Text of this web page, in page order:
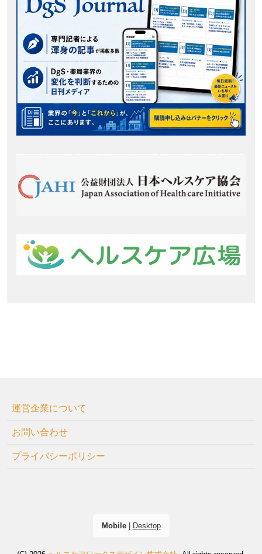
運営企業について
お問い合わせ
プライバシーポリシー
Mobile| Desktop